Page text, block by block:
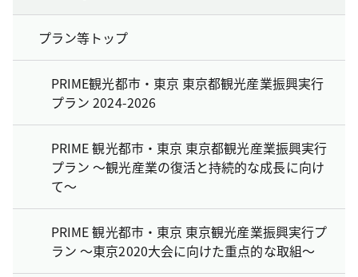
プラン等トップ
PRIME観光都市・東京 東京都観光産業振興実行
プラン 2024-2026
PRIME 観光都市・東京 東京都観光産業振興実行
プラン ～観光産業の復活と持続的な成長に向け
て～
PRIME 観光都市・東京 東京観光産業振興実行プ
ラン ～東京2020大会に向けた重点的な取組～